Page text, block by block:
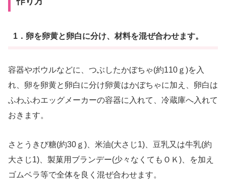
1．卵を卵黄と卵白に分け、材料を混ぜ合わせます。
容器やボウルなどに、つぶしたかぼちゃ(約110ｇ)を入
れ、卵を卵黄と卵白に分け卵黄はかぼちゃに加え、卵白は
ふわふわエッグメーカーの容器に入れて、冷蔵庫へ入れて
おきます。
さとうきび糖(約30ｇ)、米油(大さじ1)、豆乳又は牛乳(約
大さじ1)、製菓用ブランデー(少々なくてもＯＫ)、を加え
ゴムベラ等で全体を良く混ぜ合わせます。